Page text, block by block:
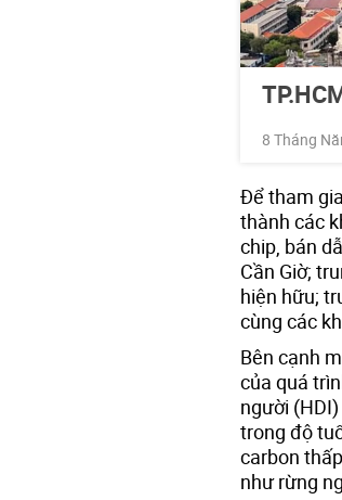
8 Tháng
Để tham
thành các
chip, bán
Cần Giờ;
hiện hữu;
cùng các
Bên cạnh
của quá
người
trong độ
carbon
như rừng